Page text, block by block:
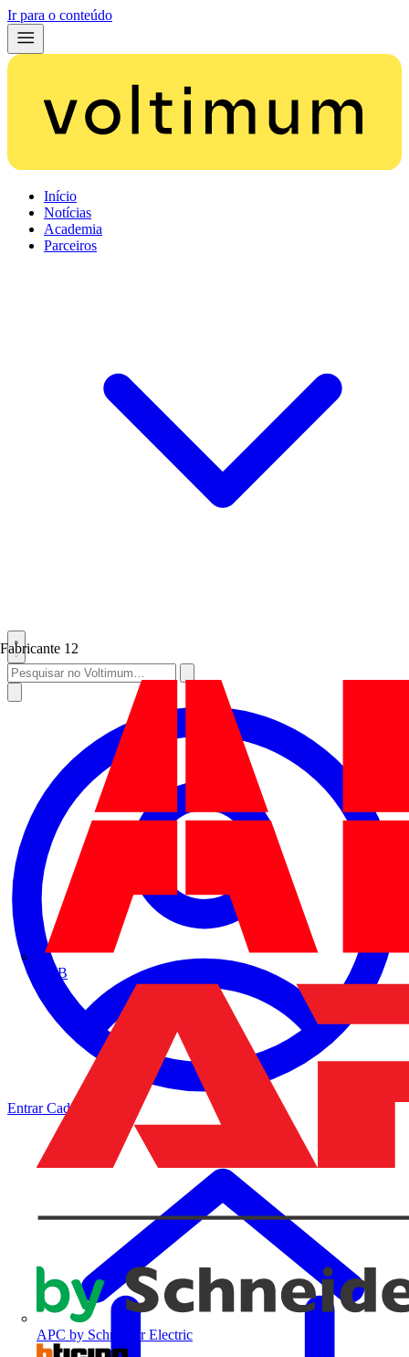
Ir para o conteúdo
Início
Notícias
Academia
Parceiros
Fabricante 12
ABB
APC by Schneider Electric
EntrarCadastrar